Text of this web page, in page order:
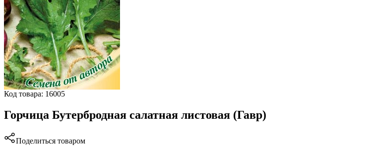
Код товара: 16005
Горчица Бутербродная салатная листовая (Гавр)
Поделиться товаром